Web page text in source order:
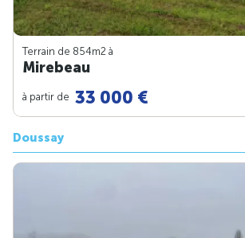
Terrain de 854m2 à
Mirebeau
à partir de 33 000 €
Doussay